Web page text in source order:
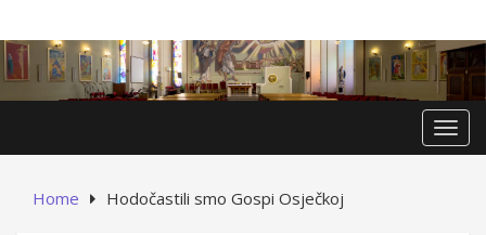
Home Hodočastili smo Gospi Osječkoj